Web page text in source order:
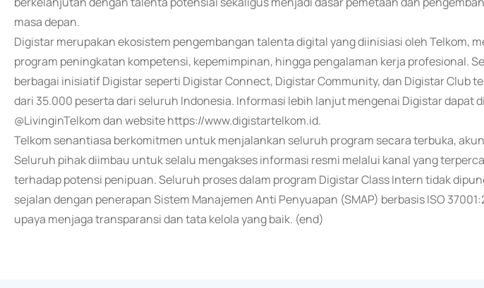
masa depan.
Digistar merupakan ekosistem pengembangan talenta digital yang diinisiasi oleh Telkom,
program peningkatan kompetensi, kepemimpinan, hingga pengalaman kerja profesional.
berbagai inisiatif Digistar seperti Digistar Connect, Digistar Community, dan Digistar Club
dari 35.000 peserta dari seluruh Indonesia. Informasi lebih lanjut mengenai Digistar dapat
@LivinginTelkom dan website https://www.digistartelkom.id.
Telkom senantiasa berkomitmen untuk menjalankan seluruh program secara terbuka,
Seluruh pihak diimbau untuk selalu mengakses informasi resmi melalui kanal yang
terhadap potensi penipuan. Seluruh proses dalam program Digistar Class Intern tidak
sejalan dengan penerapan Sistem Manajemen Anti Penyuapan (SMAP) berbasis ISO
upaya menjaga transparansi dan tata kelola yang baik. (end)